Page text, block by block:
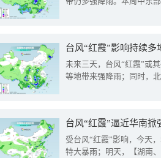
台风“红霞”影响持续
未来三天，台风“红霞”或
等地带来强降雨；同时，
台风“红霞”逼近华南
受台风“红霞”影响，今天
特大暴雨；明天，【湖南